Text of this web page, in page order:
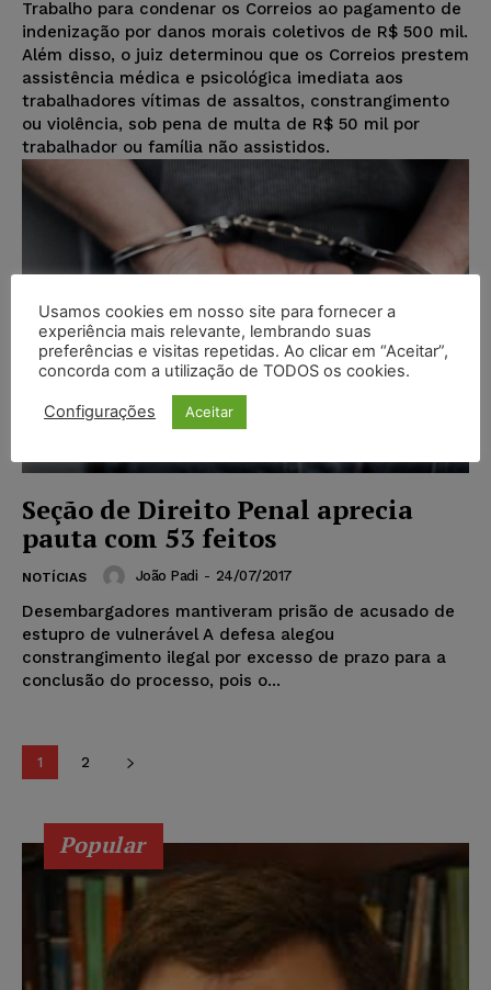
Trabalho para condenar os Correios ao pagamento de
indenização por danos morais coletivos de R$ 500 mil.
Além disso, o juiz determinou que os Correios prestem
assistência médica e psicológica imediata aos
trabalhadores vítimas de assaltos, constrangimento
ou violência, sob pena de multa de R$ 50 mil por
trabalhador ou família não assistidos.
Seção de Direito Penal aprecia
pauta com 53 feitos
NOTÍCIAS João Padi - 24/07/2017
Desembargadores mantiveram prisão de acusado de
estupro de vulnerável A defesa alegou
constrangimento ilegal por excesso de prazo para a
conclusão do processo, pois o...
1 2
Popular
Usamos cookies em nosso site para fornecer a
experiência mais relevante, lembrando suas
preferências e visitas repetidas. Ao clicar em “Aceitar”,
concorda com a utilização de TODOS os cookies.
Configurações Aceitar